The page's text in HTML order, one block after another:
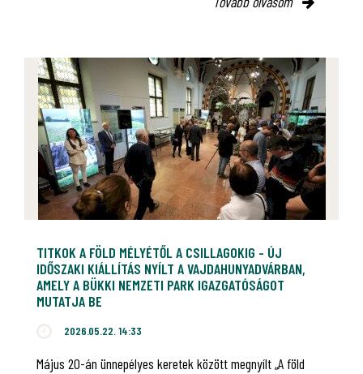
TITKOK A FÖLD MÉLYÉTŐL A CSILLAGOKIG - ÚJ
IDŐSZAKI KIÁLLÍTÁS NYÍLT A VAJDAHUNYADVÁRBAN,
AMELY A BÜKKI NEMZETI PARK IGAZGATÓSÁGOT
MUTATJA BE
2026.05.22. 14:33
Május 20-án ünnepélyes keretek között megnyílt „A föld